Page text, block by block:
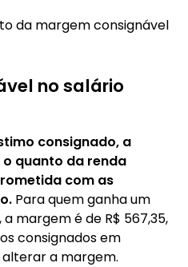
da margem consignável
no salário
consignado, a
quanto da renda
com as
Para quem ganha um
, a margem é de R$ 567,35,
consignados em
a margem.